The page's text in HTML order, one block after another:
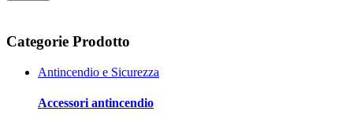
Categorie Prodotto
Antincendio e Sicurezza
Accessori antincendio